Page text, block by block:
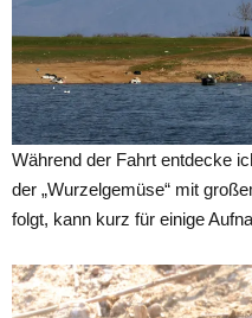
Während der Fahrt entdecke
der „Wurzelgemüse“ mit
folgt, kann kurz für einige